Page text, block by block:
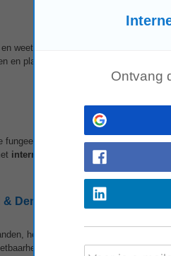
weet iedereen met jouw
en plaatsen van passagiersbruggen en
als sparringpartner voor
interne
teams zoals sales,
Denemarken
hebben 8 productielocaties en 17
door
internemobiliteit en de
Ontvang